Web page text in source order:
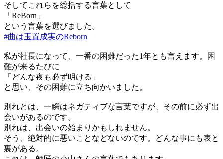
そしてこれらを総括する言葉として
「ReBorn」
という言葉を選びました。
#曲は玉置成実のReborn
私が社長になって、一番の困難だった1年とも言えます。困
難が来るたびに
「どんな夜も必ず明ける」
と思い、その困難に立ち向かいました。
別れとは、一瞬はネガティブな言葉ですが、その前に必ず出
会いがあるのです。
別れは、出会いの始まりかもしれません。
そう、絶対的に悪いことなどないのです。どんな事にも表と
裏がある。